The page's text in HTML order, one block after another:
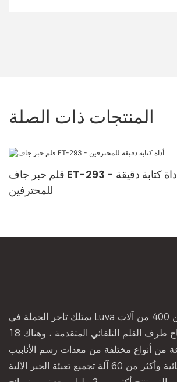
المنتجات ذات الصلة
قلم حبر جاف ET-293 - أداة كتابة دقيقة
للمحترفين
يمتلك تاجر الجملة في Luva أكثر من 400 من آلات
إنتاج طرف القلم التلقائي المتقدمة ، وهناك 18
من أنواع مختلفة من معدات رسم الأنابيب
التلقائية وأكثر من 60 آلة تجميع تعبئة الحبر الآلية